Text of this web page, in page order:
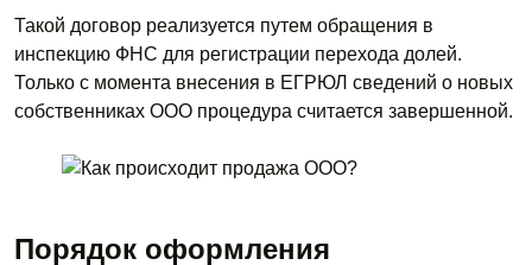
Такой договор реализуется путем обращения в
инспекцию ФНС для регистрации перехода долей.
Только с момента внесения в ЕГРЮЛ сведений о новых
собственниках ООО процедура считается завершенной.
Порядок оформления